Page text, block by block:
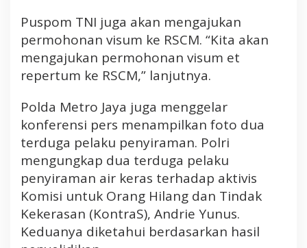
r
a
s
k
A
d
r
i
e
Y
u
u
Puspom TNI juga akan mengajukan
permohonan visum ke RSCM. “Kita akan
mengajukan permohonan visum et
repertum ke RSCM,” lanjutnya.
Polda Metro Jaya juga menggelar
konferensi pers menampilkan foto dua
terduga pelaku penyiraman. Polri
mengungkap dua terduga pelaku
penyiraman air keras terhadap aktivis
Komisi untuk Orang Hilang dan Tindak
Kekerasan (KontraS), Andrie Yunus.
Keduanya diketahui berdasarkan hasil